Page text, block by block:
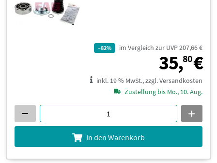
–82% im Vergleich zur UVP 207,66 €
35,80€
inkl. 19 % MwSt., zzgl. Versandkosten
Zustellung bis Mo., 10. Aug.
In den Warenkorb